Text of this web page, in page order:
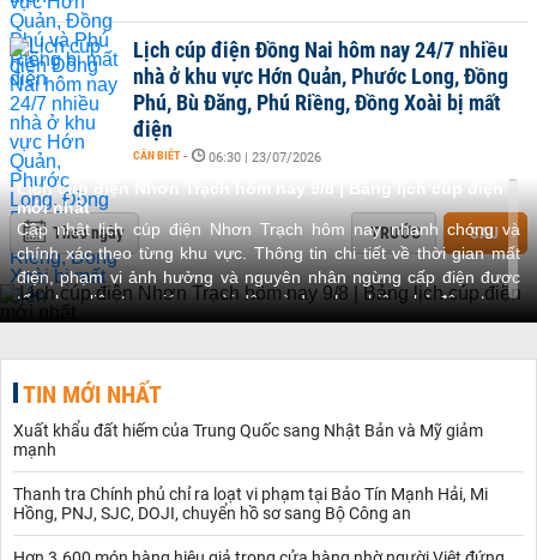
Lịch cúp điện Đồng Nai hôm nay 24/7 nhiều
nhà ở khu vực Hớn Quản, Phước Long, Đồng
Phú, Bù Đăng, Phú Riềng, Đồng Xoài bị mất
điện
CẦN BIẾT - 06:30 | 23/07/2026
Theo ngày TRƯỚC SAU
Lịch cúp điện Nhơn Trạch hôm nay 9/8 | Bảng lịch cúp điện
mới nhất
Cập nhật lịch cúp điện Nhơn Trạch hôm nay nhanh chóng và
chính xác theo từng khu vực. Thông tin chi tiết về thời gian mất
điện, phạm vi ảnh hưởng và nguyên nhân ngừng cấp điện được
tổng hợp liên tục, giúp người dân và doanh nghiệp chủ động trong
công việc và sinh hoạt hàng ngày.
tình hình ngừng cấp điện tại khu vực xã Nhơn Trạch, tỉnh Đồng
Nai. Từ đó, giúp người dân và các doanh nghiệp đang sinh sống,
làm việc trên địa bàn chủ động điều chỉnh kế hoạch sinh hoạt, sản
xuất – kinh doanh phù hợp.
Nội dung được cập nhật bao gồm:
Thời gian cúp điện: Chi tiết ngày, giờ bắt đầu và thời điểm dự kiến
khôi phục điện.
TIN MỚI NHẤT
Xuất khẩu đất hiếm của Trung Quốc sang Nhật Bản và Mỹ giảm
mạnh
Thanh tra Chính phủ chỉ ra loạt vi phạm tại Bảo Tín Mạnh Hải, Mi
Hồng, PNJ, SJC, DOJI, chuyển hồ sơ sang Bộ Công an